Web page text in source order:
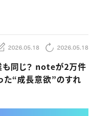
2026.05.18 2026.05.18
も同じ？ noteが2万件
た“成長意欲”のすれ